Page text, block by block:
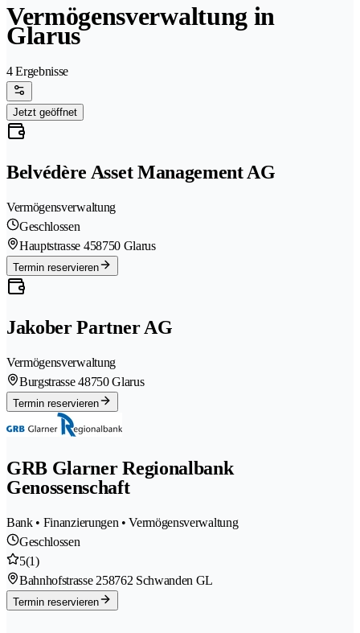
Vermögensverwaltung in
Glarus
4 Ergebnisse
Jetzt geöffnet
Belvédère Asset Management AG
Vermögensverwaltung
Geschlossen
Hauptstrasse 458750 Glarus
Termin reservieren
Jakober Partner AG
Vermögensverwaltung
Burgstrasse 48750 Glarus
Termin reservieren
GRB Glarner Regionalbank
Genossenschaft
Bank • Finanzierungen • Vermögensverwaltung
Geschlossen
5(1)
Bahnhofstrasse 258762 Schwanden GL
Termin reservieren